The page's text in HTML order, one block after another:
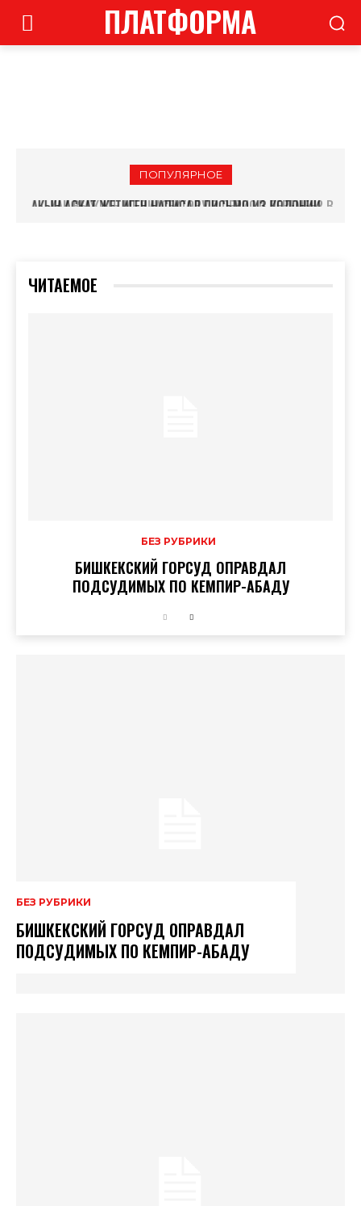
ПЛАТФОРМА
ПОПУЛЯРНОЕ
КАК ВЫЖИТЬ МЕДИАСЕКТОРУ В ПЕРИОД ПЕРЕМЕН? В
ЧИТАЕМОЕ
БЕЗ РУБРИКИ
БИШКЕКСКИЙ ГОРСУД ОПРАВДАЛ
ПОДСУДИМЫХ ПО КЕМПИР-АБАДУ
БЕЗ РУБРИКИ
БИШКЕКСКИЙ ГОРСУД ОПРАВДАЛ
ПОДСУДИМЫХ ПО КЕМПИР-АБАДУ